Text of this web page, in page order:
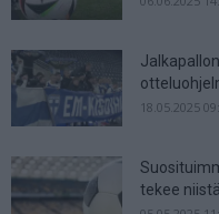
18.05.2025
tekee